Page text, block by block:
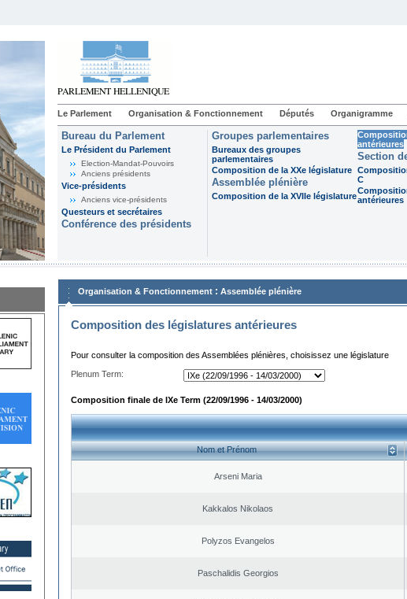
Le Parlement Organisation & Fonctionnement Députés Organigramme
Bureau du Parlement
Le Président du Parlement
Election-Mandat-Pouvoirs
Anciens présidents
Vice-présidents
Anciens vice-présidents
Questeurs et secrétaires
Conférence des présidents
Groupes parlementaires
Bureaux des groupes
parlementaires
Composition de la XXe législature
Assemblée plénière
Composition de la XVIIe législature
antérieures
Section
C
antérieures
Organisation & Fonctionnement : Assemblée plénière
Composition des législatures antérieures
Pour consulter la composition des Assemblées plénières, choisissez une législature
Plenum Term:
Composition finale de IXe Term (22/09/1996 - 14/03/2000)
Nom et Prénom
Arseni Maria
Kakkalos Nikolaos
Polyzos Evangelos
Paschalidis Georgios